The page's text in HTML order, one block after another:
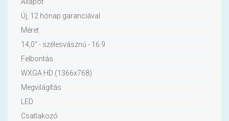
Állapot
Új, 12 hónap garanciával
Méret
14,0" - szélesvásznú - 16:9
Felbontás
WXGA HD (1366x768)
Megvilágítás
LED
Csatlakozó